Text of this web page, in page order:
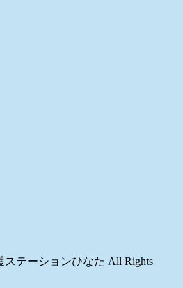
ステーションひなた All Rights